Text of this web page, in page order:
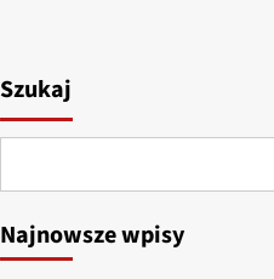
Szukaj
Najnowsze wpisy